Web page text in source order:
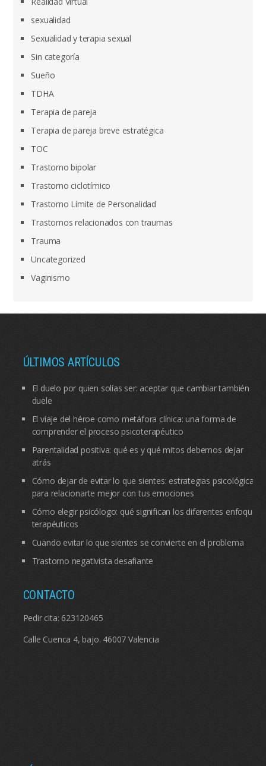
sexualidad
Sexualidad y terapia sexual
Sin categoría
Sueño
TDHA
Terapia de pareja
Terapia de pareja breve estratégica
TOC
Trastorno bipolar
Trastorno ciclotímico
Trastorno Límite de Personalidad
Trastornos relacionados con traumas
Trauma
Uncategorized
Vaginismo
ÚLTIMOS ARTÍCULOS
El duelo por quien solías ser: aceptar que cambiar también
duele
El viaje del héroe como metáfora clínica: una forma de
comprender el proceso psicoterapéutico
Parentalidad positiva: qué es y qué mitos debemos dejar
atrás
Cómo dejar de evitar lo que sientes: estrategias psicológicas
para relacionarte mejor con tus emociones
Cómo elegir psicólogo: qué significan los diferentes enfoques
terapéuticos
Cuando evitar lo que sientes se convierte en el problema
Trastorno negativista desafiante
CONTACTO
Pedir cita: 623120465
Calle Cuenca 4, bajo. 46007 Valencia